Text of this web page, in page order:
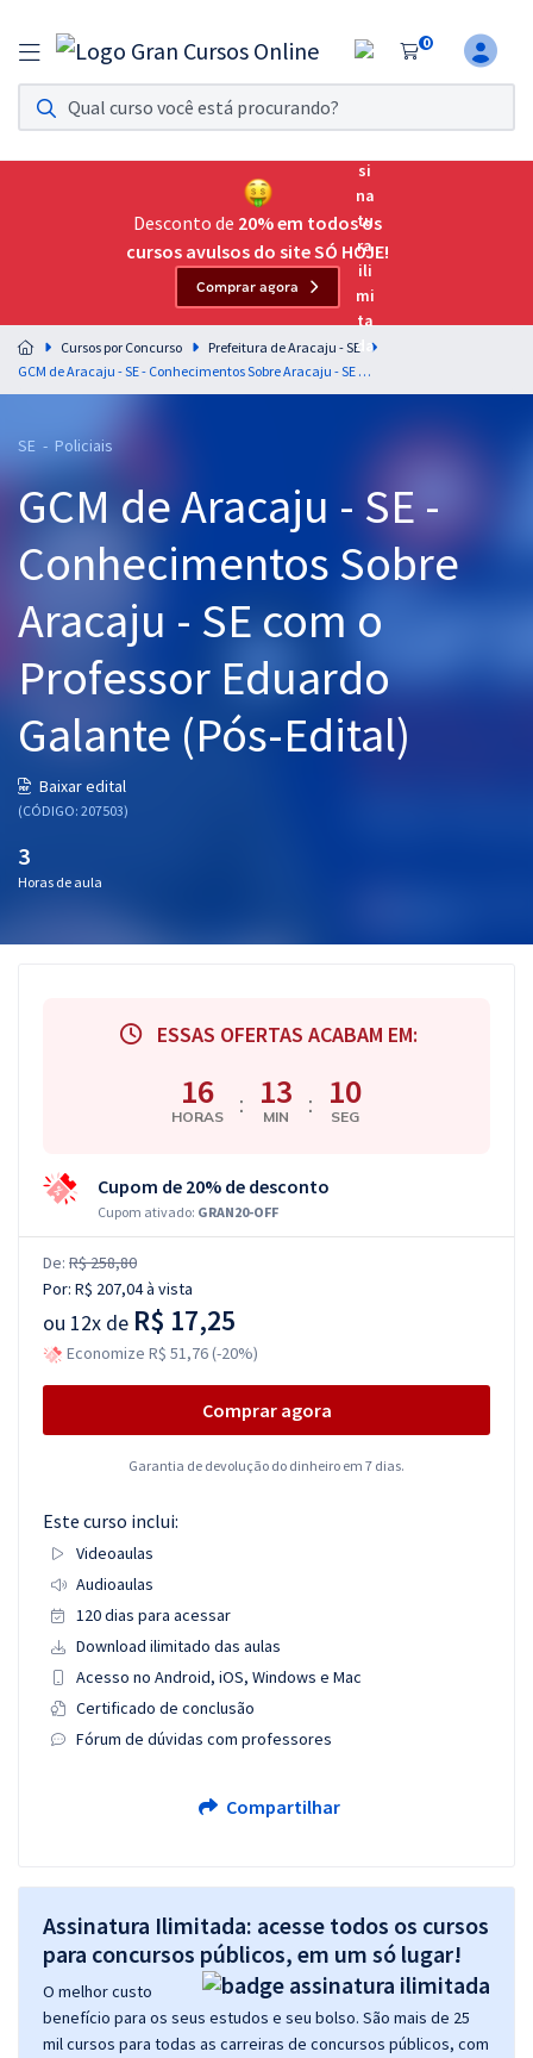
0
Assinatura Ilimitada 11
Acesso a todos os cursos. Teste grátis por 7 dias!
Assinatura OAB Até Passar
Acesso ilimitado a toda preparação para o Exame da
Residências Multiprofissionais
Preparação completa e intensiva para as principais
residências em saúde do Brasil
Cursos 20% OFF
Pós
Graduação
OAB
Mentorias
Questões grátis
Blog
Desconto de 20% em todos os
cursos avulsos do site SÓ HOJE!
Comprar agora
Cursos por Concurso
Prefeitura de Aracaju - SE
GCM de Aracaju - SE - Conhecimentos Sobre Aracaju - SE com o Professor Eduardo Galante (Pós-Edital)
SE - Policiais
GCM de Aracaju - SE -
Conhecimentos Sobre
Aracaju - SE com o
Professor Eduardo
Galante (Pós-Edital)
Baixar edital
(CÓDIGO: 207503)
3
Horas de aula
ESSAS OFERTAS ACABAM EM:
16
HORAS : 13
MIN : 09
SEG
Cupom de 20% de desconto
Cupom ativado: GRAN20-OFF
De: R$ 258,80
Por: R$ 207,04à vista
ou 12x de R$ 17,25
Economize R$ 51,76 (-20%)
Comprar agora
Garantia de devolução do dinheiro em 7 dias.
Este curso inclui:
Videoaulas
Audioaulas
120 dias para acessar
Download ilimitado das aulas
Acesso no Android, iOS, Windows e Mac
Certificado de conclusão
Fórum de dúvidas com professores
Compartilhar
Assinatura Ilimitada: acesse todos os cursos
para concursos públicos, em um só lugar!
O melhor custo
benefício para os seus estudos e seu bolso. São mais de 25
mil cursos para todas as carreiras de concursos públicos, com